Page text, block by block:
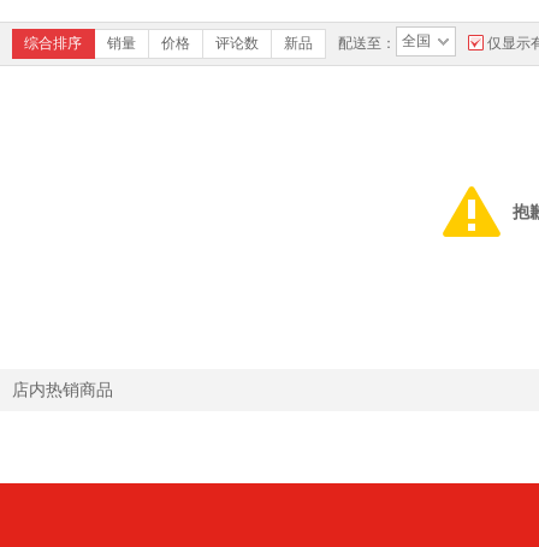
综合排序 销量 价格 评论数 新品 配送至： 全国 仅显示
抱
店内热销商品